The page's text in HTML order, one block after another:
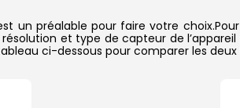
est un préalable pour faire votre
et type de capteur de
ci-dessous pour comparer les deux